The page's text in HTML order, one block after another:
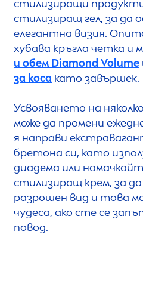
стилизиращи
стилизиращ гел, за да
елегантна визия.
хубава кръгла четка и
и обем Diamond Volume
за коса като завършек.
Усвояването на
може да промени
я направи
бретона си, като
диадема или
стилизиращ крем, за
разрошен вид и това
чудеса, ако сте се
повод.